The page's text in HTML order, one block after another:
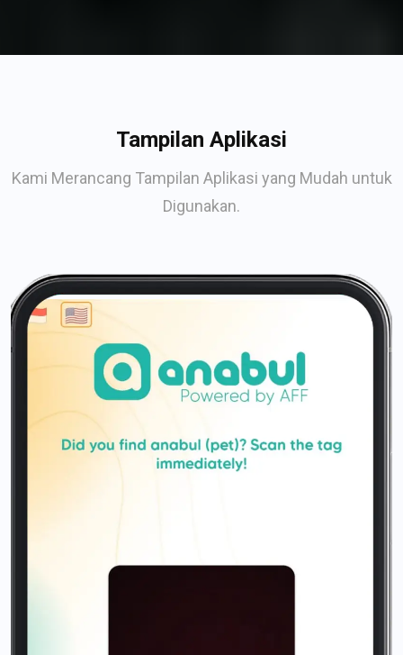
Tampilan Aplikasi
Kami Merancang Tampilan Aplikasi yang Mudah untuk
Digunakan.